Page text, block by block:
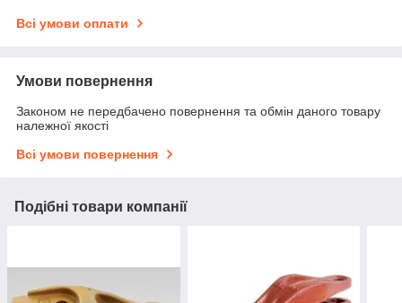
Всі умови оплати
Умови повернення
Законом не передбачено повернення та обмін даного товару
належної якості
Всі умови повернення
Подібні товари компанії